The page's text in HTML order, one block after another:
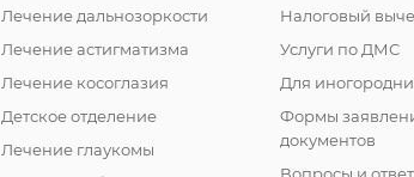
Лечение дальнозоркости
Лечение астигматизма
Лечение косоглазия
Детское отделение
Лечение глаукомы
Налоговый
Услуги по ДМС
Для
Формы
документов